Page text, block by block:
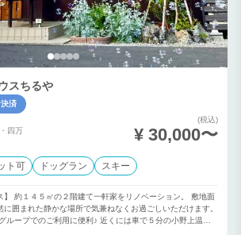
スちるや
済
四万
(税込)
¥ 30,000〜
ト可 ドッグラン スキー
】 約１４５㎡の２階建て一軒家をリノベーション。 敷地面
囲まれた静かな場所で気兼ねなくお過ごしいただけます。
ループでのご利用に便利♪ 近くには車で５分の小野上温